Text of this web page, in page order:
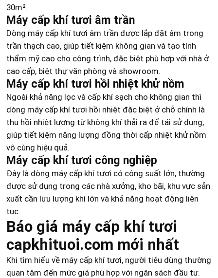
30m².
Máy cấp khí tươi âm trần
Dòng máy cấp khí tươi âm trần được lắp đặt âm trong
trần thạch cao, giúp tiết kiệm không gian và tạo tính
thẩm mỹ cao cho công trình, đặc biệt phù hợp với nhà ở
cao cấp, biệt thự văn phòng và showroom.
Máy cấp khí tươi hồi nhiệt khử nồm
Ngoài khả năng lọc và cấp khí sạch cho không gian thì
dòng máy cấp khí tươi hồi nhiệt đặc biệt ở chỗ chính là
thu hồi nhiệt lượng từ không khí thải ra để tái sử dụng,
giúp tiết kiệm năng lượng đồng thời cấp nhiệt khử nồm
vô cùng hiệu quả.
Máy cấp khí tươi công nghiệp
Đây là dòng máy cấp khí tươi có công suất lớn, thường
được sử dụng trong các nhà xưởng, kho bãi, khu vực sản
xuất cần lưu lượng khí lớn và khả năng hoạt động liên
tục.
Báo giá máy cấp khí tươi
capkhituoi.com mới nhất
Khi tìm hiểu về máy cấp khí tươi, người tiêu dùng thường
quan tâm đến mức giá phù hợp với ngân sách đầu tư.